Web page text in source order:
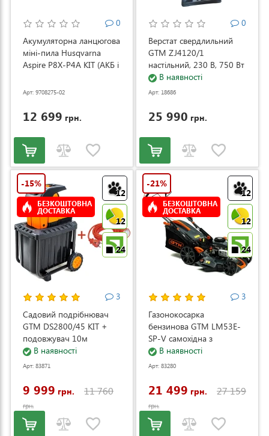
0
Акумуляторна ланцюгова
міні-пила Husqvarna
Aspire P8X-P4A KIT (АКБ і
Арт: 9708275-02
12 699 грн.
0
Верстат свердлильний
GTM ZJ4120/1
настільний, 230 В, 750 Вт
(ZJ4120/1)
В наявності
Арт: 18686
25 990 грн.
12
12
24
-15%
БЕЗКОШТОВНА
ДОСТАВКА
3
Садовий подрібнювач
GTM DS2800/45 KIT +
подовжувач 10м
(DS2800/45_KIT+ext.cord)
В наявності
Арт: 83871
9 999 грн. 11 760
грн.
12
12
24
-21%
БЕЗКОШТОВНА
ДОСТАВКА
3
Газонокосарка
бензинова GTM LM53E-
SP-V самохідна з
електростартером та
регулюванням швидкості
В наявності
Арт: 83280
21 499 грн. 27 159
грн.